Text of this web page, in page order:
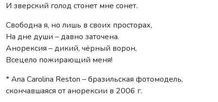
И зверский голод стонет мне сонет.
Свободна я, но лишь в своих просторах,
На дне души – давно заточена.
Анорексия – дикий, чёрный ворон,
Всецело пожирающий меня!
* Ana Carolina Reston – бразильская фотомодель,
скончавшаяся от анорексии в 2006 г.